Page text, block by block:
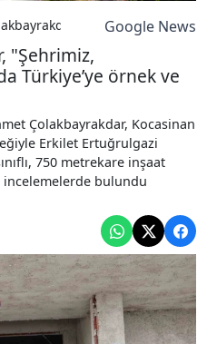
"Şehrimiz,
Google News
"Şehrimiz,
Türkiye’ye örnek ve
Çolakbayrakdar, Kocasinan
Erkilet Ertuğrulgazi
750 metrekare inşaat
incelemelerde bulundu